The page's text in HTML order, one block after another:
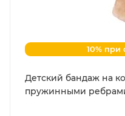
10% при
Детский бандаж на